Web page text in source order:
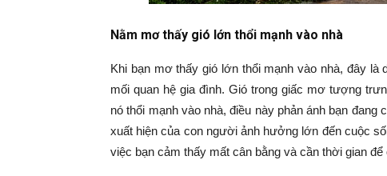
Nằm mơ thấy gió lớn thổi mạnh vào nhà
Khi bạn mơ thấy gió lớn thổi mạnh vào nhà, đây
mối quan hệ gia đình. Gió trong giấc mơ tượng
nó thổi mạnh vào nhà, điều này phản ánh bạn
xuất hiện của con người ảnh hưởng lớn đến cuộc
việc bạn cảm thấy mất cân bằng và cần thời gian để